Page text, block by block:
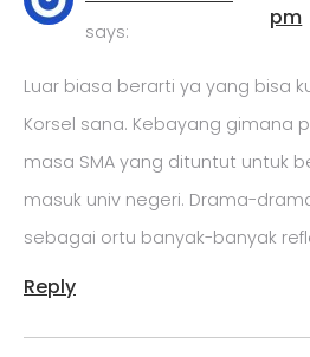
says:
pm
Luar biasa berarti ya yang bisa
Korsel sana. Kebayang gimana
masa SMA yang dituntut untuk
masuk univ negeri. Drama-
sebagai ortu banyak-banyak
Reply